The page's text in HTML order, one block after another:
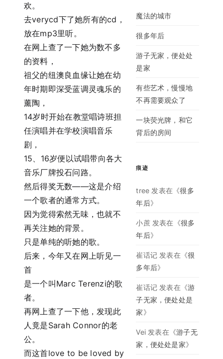
欢。
去verycd下了她所有的cd，
放在mp3里听。
在网上查了一下她为数不多
的资料，
祖父的纽澳良血缘让她在幼
年时期即深受蓝调灵魂乐的
薰陶，
14岁时开始在教堂唱诗班担
任演唱并在学校演唱音乐
剧，
15、16岁便以试唱带向各大
音乐厂牌投石问路。
然后得奖无数——这是介绍
一个歌者的通常方式。
因为觉得索然无味，也就不
再关注她的背景。
只是单纯的听她的歌。
后来，今年又在网上听见一
首
是一个叫Marc Terenzi的歌
者。
再网上查了一下他，发现此
人竟是Sarah Connor的老
公。
而这首love to be loved by
魔法的城市
很多年后
游子无家，便处处
是家
有些艺术，慢慢地
不再需要观众了
一块荧光牌，和它
背后的房间
痕迹
tree 发表在《很多
年后》
小蔗发表在《很多
年后》
崔话记 发表在《很
多年后》
崔话记 发表在《游
子无家，便处处是
家》
Vei 发表在《游子无
家，便处处是家》